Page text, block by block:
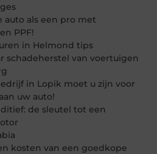
auto als een pro met
PPF!
in Helmond tips
schadeherstel van voertuigen
in Lopik moet u zijn voor
uw auto!
de sleutel tot een
kosten van een goedkope